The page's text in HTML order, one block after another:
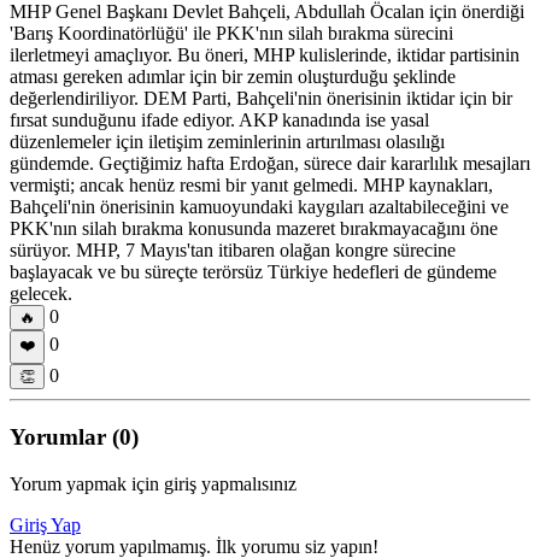
MHP Genel Başkanı Devlet Bahçeli, Abdullah Öcalan için önerdiği
'Barış Koordinatörlüğü' ile PKK'nın silah bırakma sürecini
ilerletmeyi amaçlıyor. Bu öneri, MHP kulislerinde, iktidar partisinin
atması gereken adımlar için bir zemin oluşturduğu şeklinde
değerlendiriliyor. DEM Parti, Bahçeli'nin önerisinin iktidar için bir
fırsat sunduğunu ifade ediyor. AKP kanadında ise yasal
düzenlemeler için iletişim zeminlerinin artırılması olasılığı
gündemde. Geçtiğimiz hafta Erdoğan, sürece dair kararlılık mesajları
vermişti; ancak henüz resmi bir yanıt gelmedi. MHP kaynakları,
Bahçeli'nin önerisinin kamuoyundaki kaygıları azaltabileceğini ve
PKK'nın silah bırakma konusunda mazeret bırakmayacağını öne
sürüyor. MHP, 7 Mayıs'tan itibaren olağan kongre sürecine
başlayacak ve bu süreçte terörsüz Türkiye hedefleri de gündeme
gelecek.
🔥 0
❤️ 0
👏 0
Yorumlar (0)
Yorum yapmak için giriş yapmalısınız
Giriş Yap
Henüz yorum yapılmamış. İlk yorumu siz yapın!